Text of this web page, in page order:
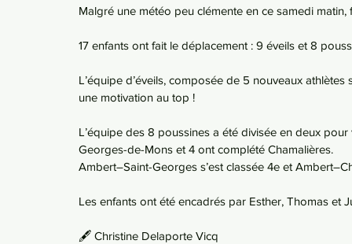
Malgré une météo peu clémente en ce samedi
17 enfants ont fait le déplacement : 9 éveils et 8
L’équipe d’éveils, composée de 5 nouveaux
une motivation au top !
L’équipe des 8 poussines a été divisée en deux
Georges-de-Mons et 4 ont complété Chamalières.
Ambert–Saint-Georges s’est classée 4e et
Les enfants ont été encadrés par Esther, Thomas et
🖋️ Christine Delaporte Vicq